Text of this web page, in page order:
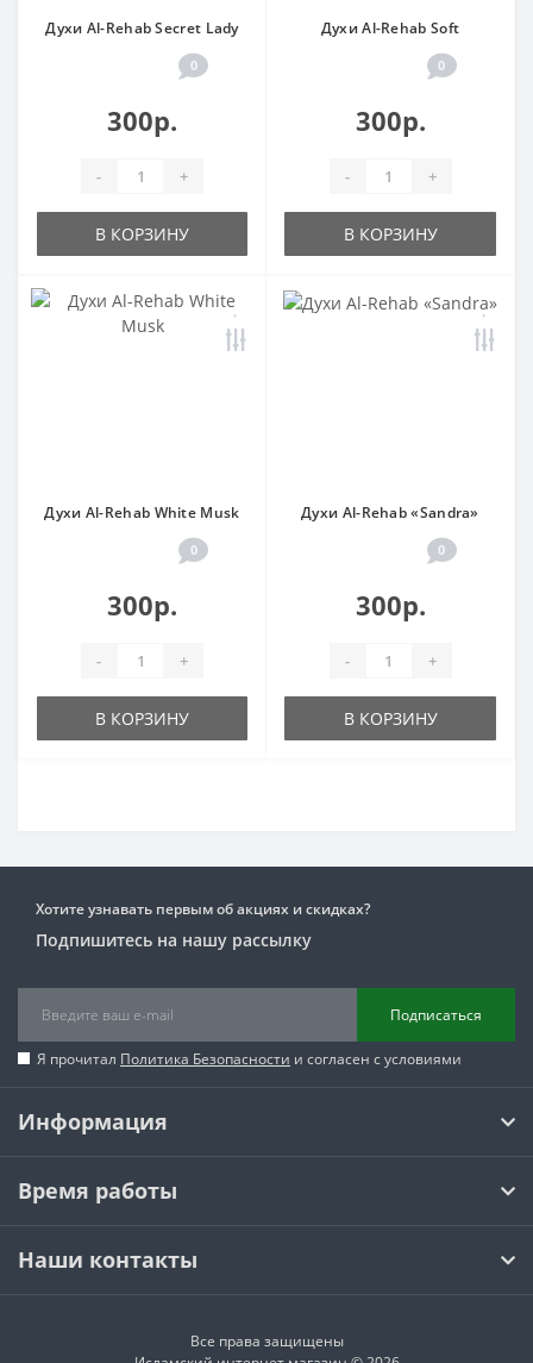
Духи Al-Rehab Secret Lady
0
300р.
- +
В КОРЗИНУ
Духи Al-Rehab Soft
0
300р.
- +
В КОРЗИНУ
Духи Al-Rehab White Musk
0
300р.
- +
В КОРЗИНУ
Духи Al-Rehab «Sandra»
0
300р.
- +
В КОРЗИНУ
Хотите узнавать первым об акциях и скидках?
Подпишитесь на нашу рассылку
Подписаться
Я прочитал Политика Безопасности и согласен с условиями
Информация
Время работы
Наши контакты
Все права защищены